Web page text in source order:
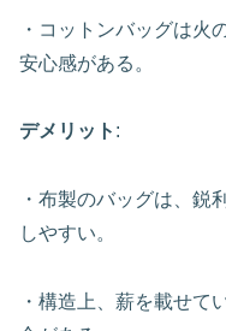
・コットンバッグは火
安心感がある。
デメリット :
・布製のバッグは、鋭
しやすい。
・構造上、薪を載せて